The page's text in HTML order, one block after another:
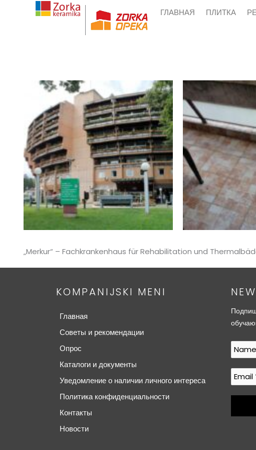
ГЛАВНАЯ ПЛИТКА
„Merkur“ – Fachkrankenhaus für Rehabilitation und
KOMPANIJSKI MENI
Главная
Советы и рекомендации
Опрос
Каталоги и документы
Уведомление о наличии личного интереса
Политика конфиденциальности
Контакты
Новости